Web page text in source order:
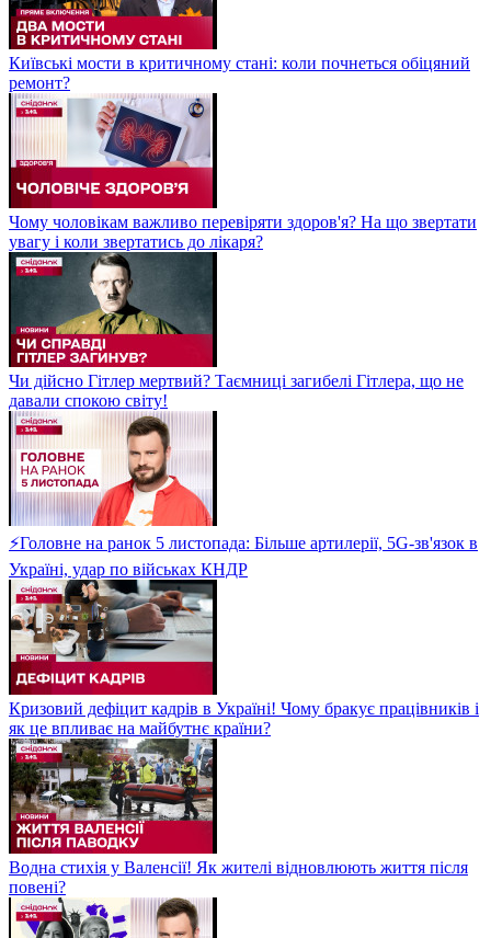
Київські мости в критичному стані: коли почнеться обіцяний
ремонт?
Чому чоловікам важливо перевіряти здоров'я? На що звертати
увагу і коли звертатись до лікаря?
Чи дійсно Гітлер мертвий? Таємниці загибелі Гітлера, що не
давали спокою світу!
⚡Головне на ранок 5 листопада: Більше артилерії, 5G-зв'язок в
Україні, удар по військах КНДР
Кризовий дефіцит кадрів в Україні! Чому бракує працівників і
як це впливає на майбутнє країни?
Водна стихія у Валенсії! Як жителі відновлюють життя після
повені?